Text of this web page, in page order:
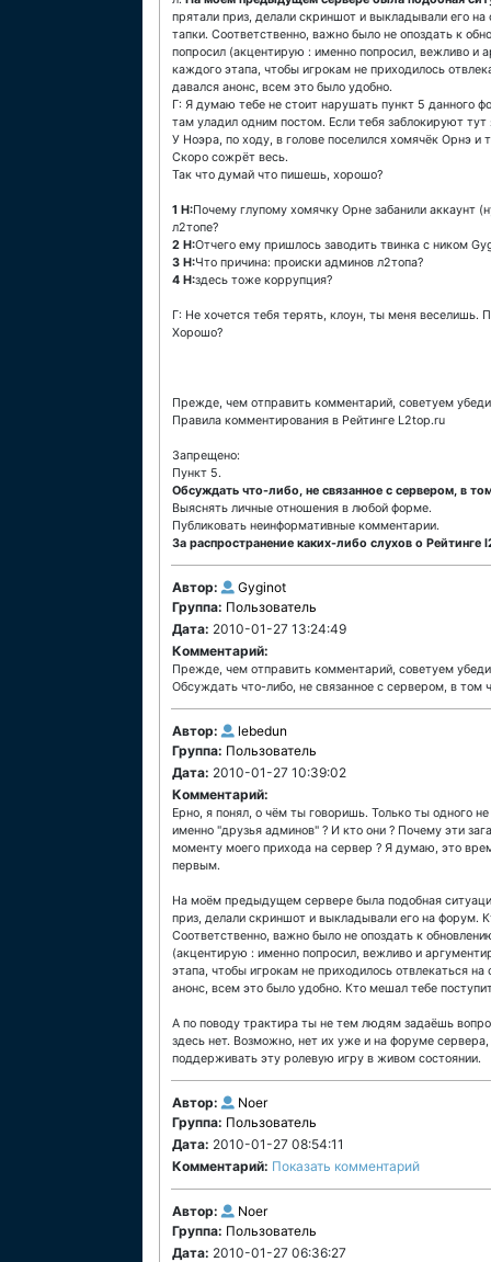
прятали приз, делали скриншот и выкладывали его
тапки. Соответственно, важно было не опоздать к
попросил (акцентирую : именно попросил, вежливо и
каждого этапа, чтобы игрокам не приходилось
давался анонс, всем это было удобно.
Г: Я думаю тебе не стоит нарушать пункт 5 данного
там уладил одним постом. Если тебя заблокируют тут
У Ноэра, по ходу, в голове поселился хомячёк Орнэ и
Скоро сожрёт весь.
Так что думай что пишешь, хорошо?
1 Н:Почему глупому хомячку Орне забанили аккаунт
л2топе?
2 Н:Отчего ему пришлось заводить твинка с ником
3 Н:Что причина: происки админов л2топа?
4 Н:здесь тоже коррупция?
Г: Не хочется тебя терять, клоун, ты меня
Хорошо?
Прежде, чем отправить комментарий, советуем
Правила комментирования в Рейтинге L2top.ru
Запрещено:
Пункт 5.
Обсуждать что-либо, не связанное с сервером, в
Выяснять личные отношения в любой форме.
Публиковать неинформативные комментарии.
За распространение каких-либо слухов о
Автор:
Gyginot
Группа: Пользователь
Дата: 2010-01-27 13:24:49
Комментарий:
Прежде, чем отправить комментарий, советуем
Обсуждать что-либо, не связанное с сервером, в том
Автор:
lebedun
Группа: Пользователь
Дата: 2010-01-27 10:39:02
Комментарий:
Ерно, я понял, о чём ты говоришь. Только ты одного
именно "друзья админов" ? И кто они ? Почему эти
моменту моего прихода на сервер ? Я думаю, это
первым.
На моём предыдущем сервере была подобная
приз, делали скриншот и выкладывали его на форум.
Соответственно, важно было не опоздать к
(акцентирую : именно попросил, вежливо и
этапа, чтобы игрокам не приходилось отвлекаться
анонс, всем это было удобно. Кто мешал тебе
А по поводу трактира ты не тем людям задаёшь
здесь нет. Возможно, нет их уже и на форуме
поддерживать эту ролевую игру в живом состоянии.
Автор:
Noer
Группа: Пользователь
Дата: 2010-01-27 08:54:11
Комментарий: Показать комментарий
Автор:
Noer
Группа: Пользователь
Дата: 2010-01-27 06:36:27